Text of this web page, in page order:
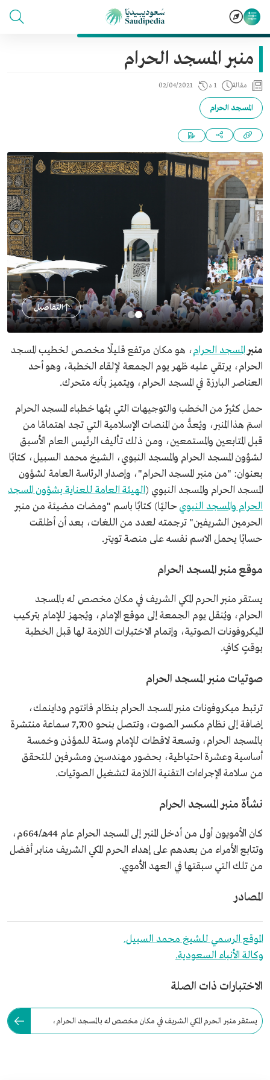
منبر المسجد الحرام
مقالة 1 د 02/04/2021
المسجد الحرام
التفاصيل
منبر المسجد الحرام، هو مكان مرتفع قليلًا مخصص لخطيب المسجد
الحرام، يرتقي عليه ظهر يوم الجمعة لإلقاء الخطبة، وهو أحد
العناصر البارزة في المسجد الحرام، ويتميز بأنه متحرك.
حمل كثيرٌ من الخطب والتوجيهات التي بثها خطباء المسجد الحرام
اسمَ هذا المنبر، ويُعدُّ من المنصات الإسلامية التي تجد اهتمامًا من
قبل المتابعين والمستمعين، ومن ذلك تأليف الرئيس العام الأسبق
لشؤون المسجد الحرام والمسجد النبوي، الشيخ محمد السبيل، كتابًا
بعنوان: "من منبر المسجد الحرام"، وإصدار الرئاسة العامة لشؤون
المسجد الحرام والمسجد النبوي (الهيئة العامة للعناية بشؤون المسجد
الحرام والمسجد النبوي حاليًا) كتابًا باسم "ومضات مضيئة من منبر
الحرمين الشريفين" ترجمته لعدد من اللغات، بعد أن أطلقت
حسابًا يحمل الاسم نفسه على منصة تويتر.
موقع منبر المسجد الحرام
يستقر منبر الحرم المكي الشريف في مكان مخصص له بالمسجد
الحرام، ويُنقل يوم الجمعة إلى موقع الإمام، ويُجهز للإمام بتركيب
الميكروفونات الصوتية، وإتمام الاختبارات اللازمة لها قبل الخطبة
بوقتٍ كافٍ.
صوتيات منبر المسجد الحرام
ترتبط ميكروفونات منبر المسجد الحرام بنظام فانتوم وداينمك،
إضافة إلى نظام مكسر الصوت، وتتصل بنحو 7,700 سماعة منتشرة
بالمسجد الحرام، وتسعة لاقطات للإمام وستة للمؤذن وخمسة
أساسية وعشرة احتياطية، بحضور مهندسين ومشرفين للتحقق
من سلامة الإجراءات التقنية اللازمة لتشغيل الصوتيات.
نشأة منبر المسجد الحرام
كان الأمويون أول من أدخل المنبر إلى المسجد الحرام عام 44هـ/664م،
وتتابع الأمراء من بعدهم على إهداء الحرم المكي الشريف منابر أفضل
من تلك التي سبقتها في العهد الأموي.
المصادر
الموقع الرسمي للشيخ محمد السبيل.
وكالة الأنباء السعودية.
الاختبارات ذات الصلة
يستقر منبر الحرم المكي الشريف في مكان مخصص له بالمسجد الحرام،